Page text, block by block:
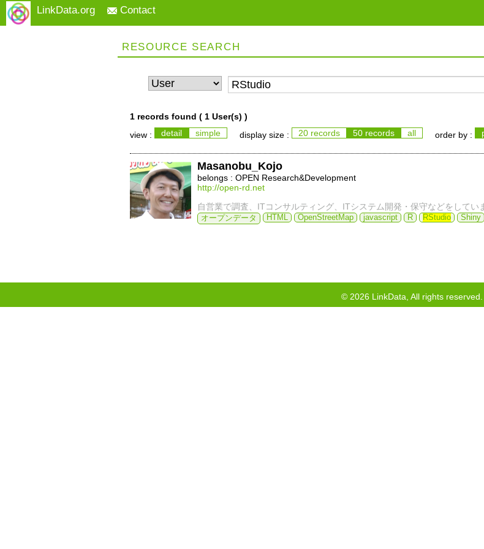
LinkData.org Contact
RESOURCE SEARCH
1 records found ( 1 User(s) )
view :
detail simple display size : 20 records 50 records all order by :
Masanobu_Kojo
belongs : OPEN Research&Development
http://open-rd.net
自営業で調査、ITコンサルティング、ITシステム開発・保守などをしてい
オープンデータ HTML OpenStreetMap javascript R RStudio Shiny
© 2026LinkData, All rights reserved.